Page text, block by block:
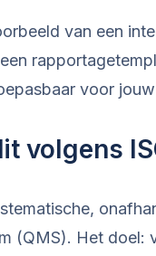
van een
voor
volgens
(QMS). Het